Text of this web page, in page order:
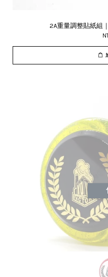
2A重量調整貼紙組